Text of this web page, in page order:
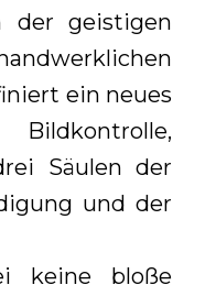
der geistigen
ein neues
Säulen der
und der
keine bloße